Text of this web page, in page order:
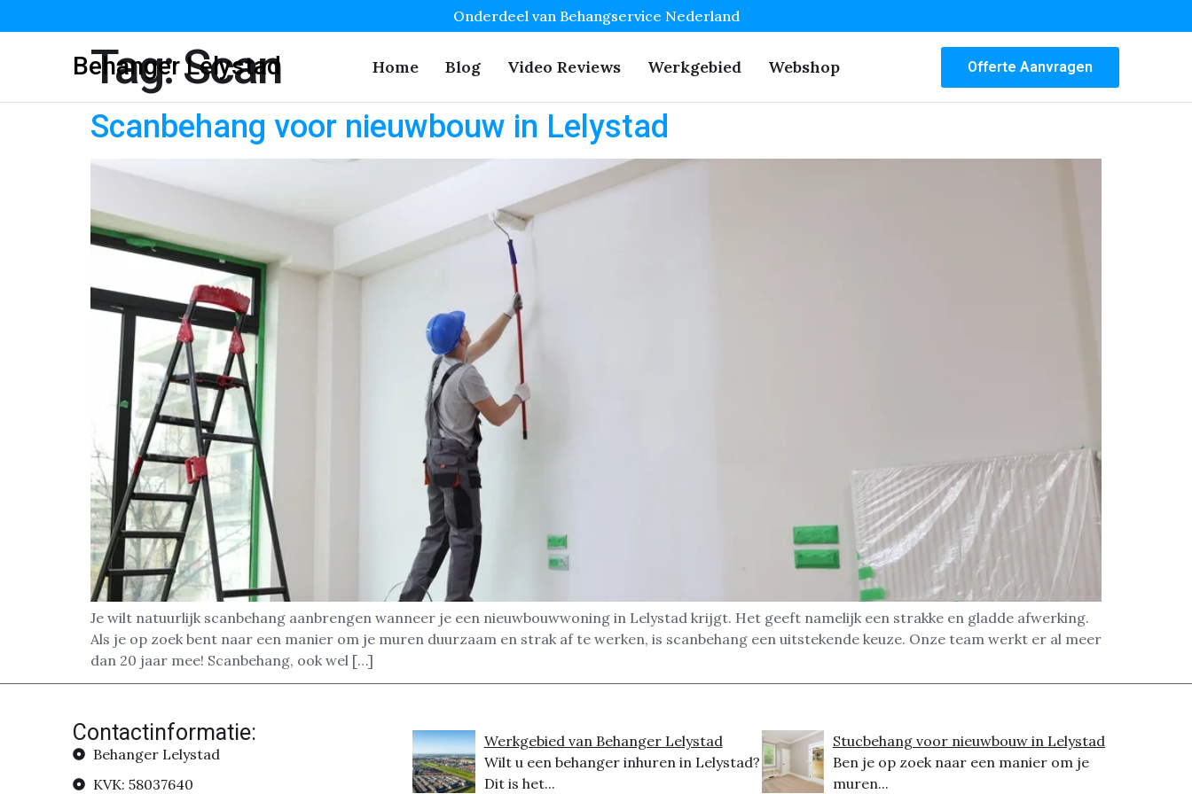
Onderdeel van Behangservice Nederland
Behanger Lelystad Home Blog Video Reviews Werkgebied Webshop Offerte Aanvragen
Tag:Scan
Scanbehang voor nieuwbouw in Lelystad
Je wilt natuurlijk scanbehang aanbrengen wanneer je een nieuwbouwwoning in Lelystad krijgt. Het geeft namelijk een strakke en gladde afwerking.
Als je op zoek bent naar een manier om je muren duurzaam en strak af te werken, is scanbehang een uitstekende keuze. Onze team werkt er al meer
dan 20 jaar mee! Scanbehang, ook wel […]
Contactinformatie:
Behanger Lelystad
KVK: 58037640
Werkgebied van Behanger Lelystad
Wilt u een behanger inhuren in Lelystad?
Dit is het...
Stucbehang voor nieuwbouw in Lelystad
Ben je op zoek naar een manier om je
muren...